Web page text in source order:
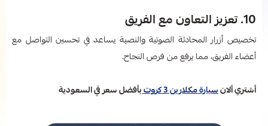
10. تعزيز التعاون مع الفريق
تخصيص أزرار المحادثة الصوتية والنصية يساعد في تحسين التواصل مع
أعضاء الفريق، مما يرفع من فرص النجاح.
أشتري ألانسيارة مكلارين 3 كروت بأفضل سعر في السعودية